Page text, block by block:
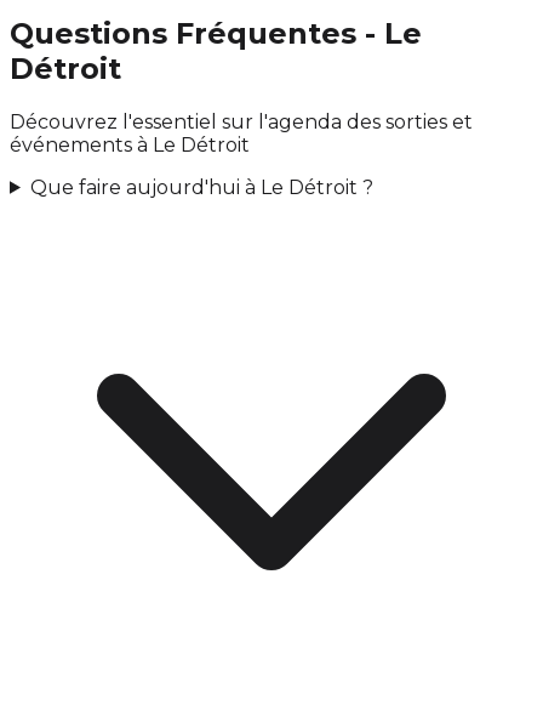
Questions Fréquentes - Le
Détroit
Découvrez l'essentiel sur l'agenda des sorties et
événements à Le Détroit
Que faire aujourd'hui à Le Détroit ?